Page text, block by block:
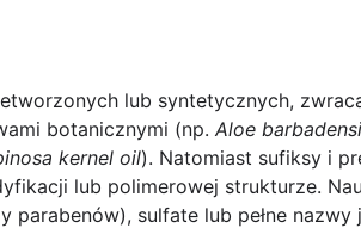
lub syntetycznych,
botanicznymi (np. Aloe
kernel oil). Natomiast sufiksy i
lub polimerowej strukturze.
parabenów), sulfate lub pełne nazwy